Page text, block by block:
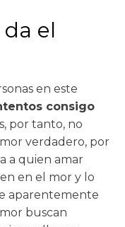
el
en este
consigo
por tanto, no
verdadero, por
a quien amar
en el mor y lo
aparentemente
buscan